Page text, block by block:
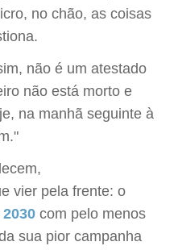
no chão, as coisas
não é um atestado
não está morto e
na manhã seguinte à
vier pela frente: o
com pelo menos
sua pior campanha